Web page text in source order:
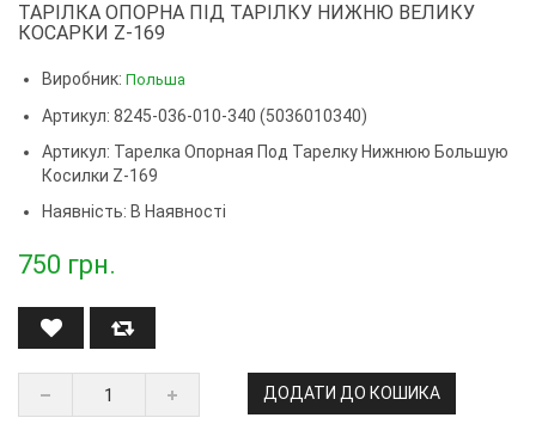
ТАРІЛКА ОПОРНА ПІД ТАРІЛКУ НИЖНЮ ВЕЛИКУ
КОСАРКИ Z-169
Виробник: Польша
Артикул: 8245-036-010-340 (5036010340)
Артикул: Тарелка Опорная Под Тарелку Нижнюю Большую
Косилки Z-169
Наявність: В Наявності
750 грн.
ДОДАТИ ДО КОШИКА